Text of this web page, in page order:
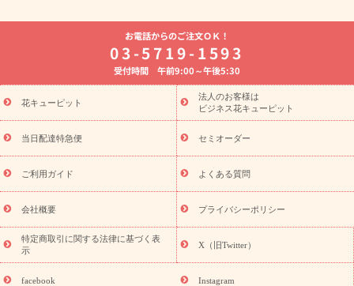
よく贈られる花
お祝いの花特集
誕生日フラワーギフト特集
8月の誕生花(トルコキキョウ)
開店・開業祝い
お供え・お悔やみ お供え・お悔やみの花
通夜・葬儀に贈る花 胡蝶蘭・花鉢
ーブドフラワー
季節のイベント
ひまわり ギフト・プレゼント
特集
お盆 花（新盆・初盆） 季節のイベント
お盆 花（新
盆・初盆）
お盆 花（新盆・初盆）
お盆・お供え 花とセットギ
フト
お盆・お供え プリザーブドフラワー
ひまわり ギフト・プ
レゼント特集
夏の花贈り・お中元・暑中見舞い 花のギフト特集
敬老の日におくる花ギフト・プレゼント特集
花ギフト・プレゼント特集
敬老の日 花のおすすめランキング
敬
老の日 花鉢植えのギフト・プレゼント特集
敬老の日 花とセットギ
フト・プレゼント特集
敬老の日の花 全てのギフト一覧
キャン
ペーン
映画『ウォーターガーディアンズ』コラボキャンペーン
「きょう誕生日なんです」キャンペーン
誕生日の花を探す
誕生日フラワーギフト 誕生日フラワーギフト特集
お電話からのご注文ＯＫ！
03-5719-1593
受付時間 午前9:00～午後5:30
花キューピット
法人のお客様は
ビジネス花キューピット
当日配達特急便 セミオーダー
ご利用ガイド よくある質問
会社概要 プライバシーポリシー
特定商取引に関する法律に基づく表
示
X（旧Twitter）
facebook Instagram